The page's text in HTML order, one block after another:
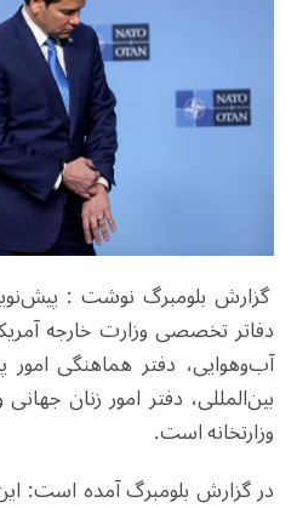
گزارش بلومبرگ نوشت :
دفاتر تخصصی وزارت خارجه
آب‌وهوایی، دفتر هماهنگی امور
بین‌المللی، دفتر امور زنان
وزارتخانه است.
در گزارش بلومبرگ آمده است: